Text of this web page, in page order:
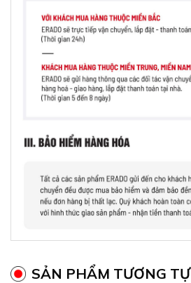
SẢN PHẨM TƯƠNG TỰ